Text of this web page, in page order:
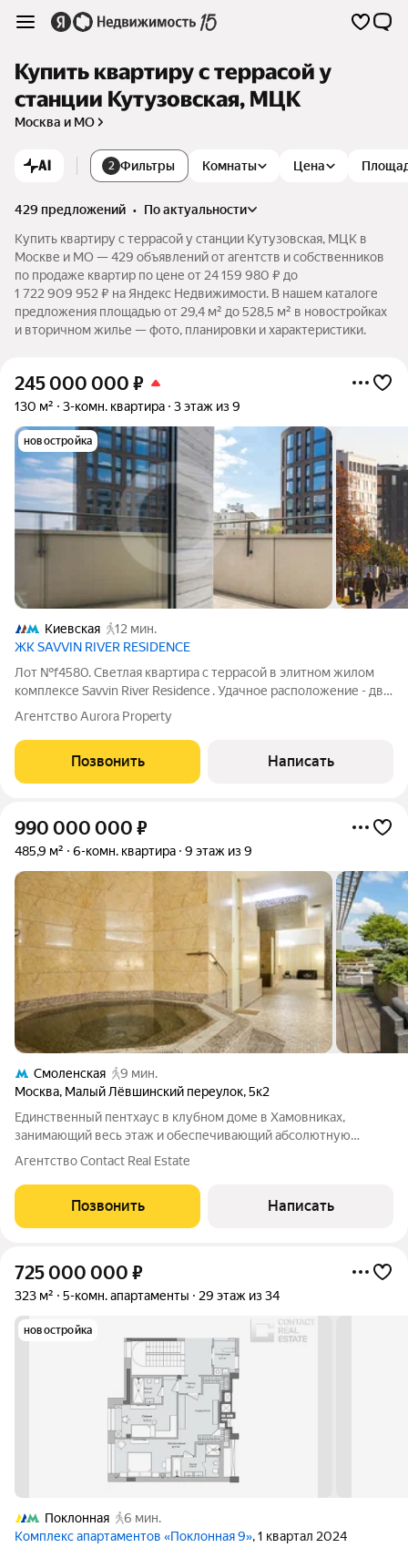
Купить квартиру с террасой у
станции Кутузовская, МЦК
Москва и МО
AI 2 Фильтры Комнаты Цена
429 предложений •
по актуальности
Купить квартиру с террасой у станции Кутузовская, МЦК в
Москве и МО — 429 объявлений от агентств и собственников
по продаже квартир по цене от 24 159 980 ₽ до
1 722 909 952 ₽ на Яндекс Недвижимости. В нашем каталоге
предложения площадью от 29,4 м² до 528,5 м² в новостройках
и вторичном жилье — фото, планировки и характеристики.
245 000 000 ₽
130 м² 3-комн. квартира 3 этаж из 9
новостройка
Киевская
12 мин.
ЖК SAVVIN RIVER RESIDENCE
Лот №f4580. Светлая квартира с террасой в элитном жилом
комплексе Savvin River Residence . Удачное расположение - две
спальни ориентированы в тихий двор, гостиная и кухня имеют
выход на террасу, вид в благоустроенный внутренний двор и
боковой вид на
Агентство Aurora Property
Позвонить Написать
990 000 000 ₽
485,9 м² 6-комн. квартира 9 этаж из 9
Смоленская
9 мин.
Москва, Малый Лёвшинский переулок,5к2
Единственный пентхаус в клубном доме в Хамовниках,
занимающий весь этаж и обеспечивающий абсолютную
приватность. Захватывающие панорамные виды на центр
зоной. Предусмотрена зона индивидуальной
Агентство Contact Real Estate
Позвонить Написать
725 000 000 ₽
323 м² 5-комн. апартаменты 29 этаж из 34
новостройка
Поклонная
6 мин.
Комплекс апартаментов «Поклонная 9», 1 квартал 2024